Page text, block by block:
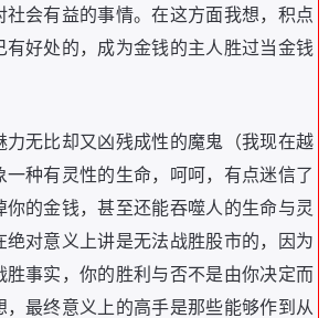
社会有益的事情。在这方面我想， 积点
有好处的， 成为金钱的主人胜过当金钱
力无比却又凶残成性的魔鬼 （我现在越
一种有灵性的生命， 呵呵， 有点迷信了
你的金钱，甚至还能吞噬人的生命与灵
绝对意义上讲是无法战胜股市的，
因为
胜事实 ，你的胜利与否不是由你决定而
，最终意义上的高手是那些能够作到从